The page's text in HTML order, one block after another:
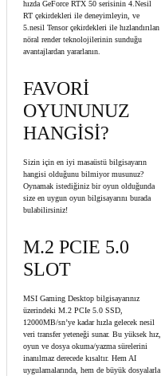
hızda GeForce RTX 50 serisinin 4.Nesil
RT çekirdekleri ile deneyimleyin, ve
5.nesil Tensor çekirdekleri ile hızlandırılan
nöral render teknolojilerinin sunduğu
avantajlardan yararlanın.
FAVORİ
OYUNUNUZ
HANGİSİ?
Sizin için en iyi masaüstü bilgisayarın
hangisi olduğunu bilmiyor musunuz?
Oynamak istediğiniz bir oyun olduğunda
size en uygun oyun bilgisayarını burada
bulabilirsiniz!
M.2 PCIE 5.0
SLOT
MSI Gaming Desktop bilgisayarınız
üzerindeki M.2 PCIe 5.0 SSD,
12000MB/sn’ye kadar hızla gelecek nesil
veri transfer yeteneği sunar. Bu yüksek hız,
oyun ve dosya okuma/yazma sürelerini
inanılmaz derecede kısaltır. Hem AI
uygulamalarında, hem de büyük dosyalarla